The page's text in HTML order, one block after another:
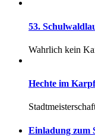
53.
Wahrlich kein
Hechte im
Einladung zum